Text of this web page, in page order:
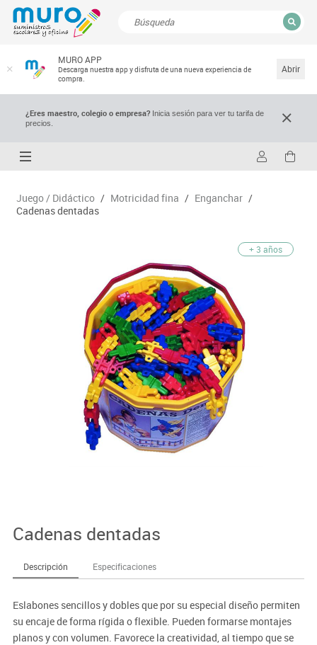
MURO APP
Descarga nuestra app y disfruta de una nueva experiencia de
compra.
Abrir
¿Eres maestro, colegio o empresa?Inicia sesión para ver tu tarifa de
precios.
Juego / Didáctico / Motricidad fina / Enganchar /
Cadenas dentadas
+ 3 años
Cadenas dentadas
Descripción Especificaciones
Eslabones sencillos y dobles que por su especial diseño permiten
su encaje de forma rígida o flexible. Pueden formarse montajes
planos y con volumen. Favorece la creatividad, al tiempo que se